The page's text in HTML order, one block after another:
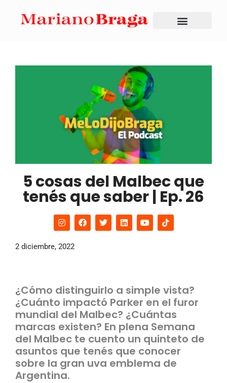
5 cosas del Malbec que
tenés que saber | Ep. 26
2 diciembre, 2022
¿Cómo distinguirlo a simple vista?
¿Cuánto impactó Parker en el furor
mundial del Malbec? ¿Cuántas
marcas existen? En plena Semana
del Malbec te cuento un quinteto de
asuntos que tenés que conocer
sobre la gran uva emblema de
Argentina.